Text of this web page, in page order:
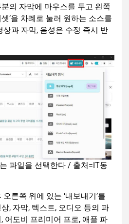
의 자막에 마우스를 두고 왼쪽
셋’을 차례로 눌러 원하는 소스를
상과 자막, 음성은 수정 즉시 반
파일을 선택한다 / 출처=IT동
른쪽 위에 있는 ‘내보내기’를
, 자막, 텍스트, 오디오 등의 파
어도비 프리미어 프로, 애플 파